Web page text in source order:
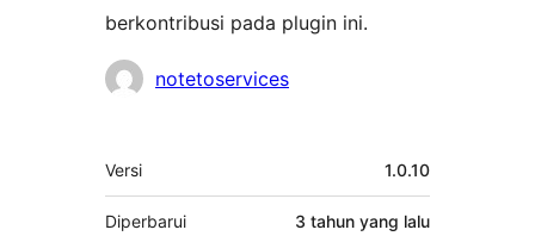
berkontribusi pada plugin ini.
Kontributornotetoservices
Meta
Versi 1.0.10
Diperbarui 3 tahun yang lalu